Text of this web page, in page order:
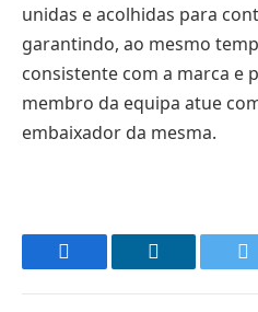
unidas e acolhidas para
garantindo, ao mesmo
consistente com a marca e
membro da equipa atue
embaixador da mesma.